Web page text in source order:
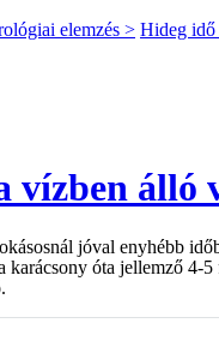
elemzés > Hideg idő
vízben álló
jóval enyhébb
karácsony óta jellemző